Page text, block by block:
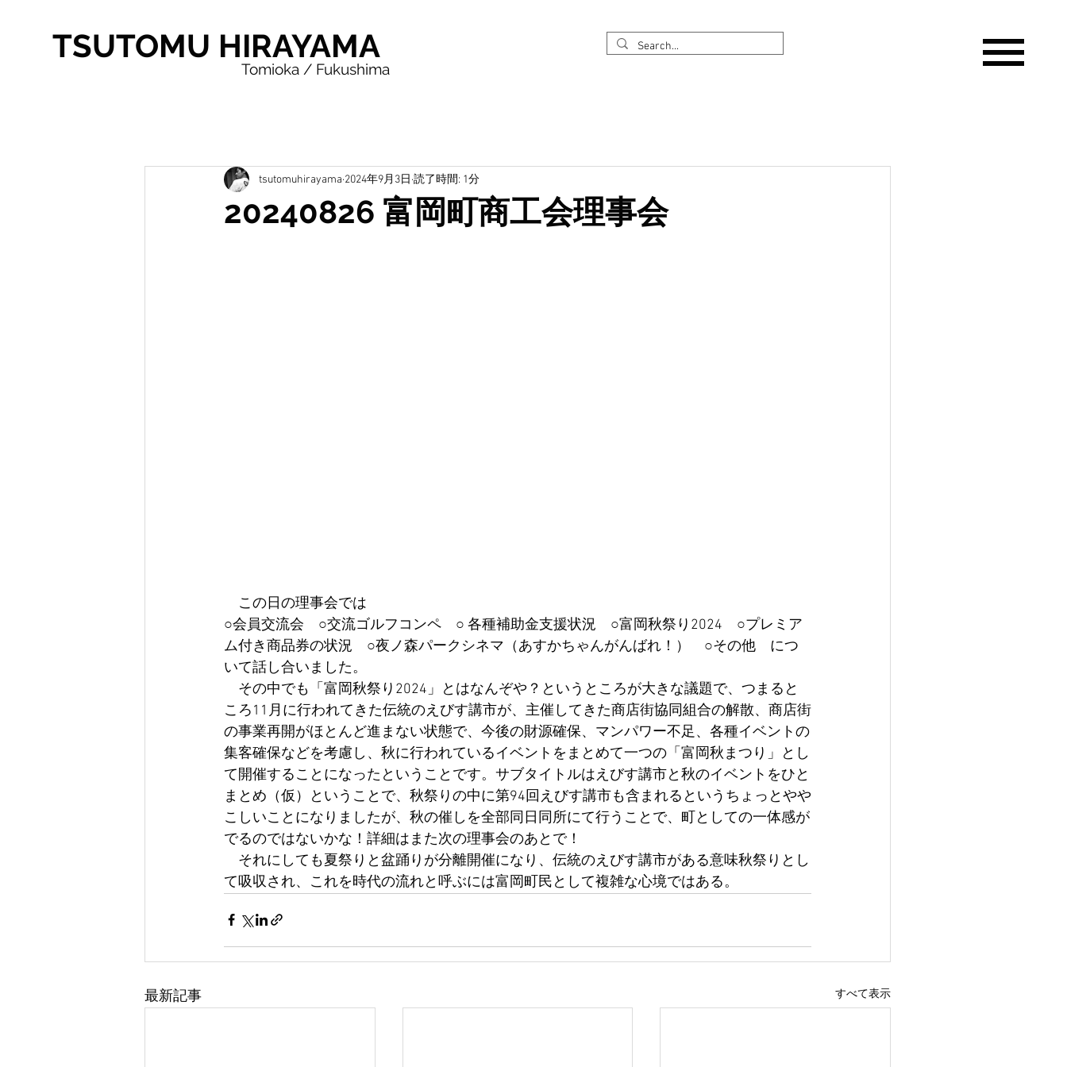
TSUTOMU HIRAYAMA
Tomioka / Fukushima
20240826 富岡町商工会理事会
tsutomuhirayama 2024年9月3日 読了時間: 1分
この日の理事会では
○会員交流会　○交流ゴルフコンペ　○ 各種補助金支援状況　○富岡秋祭り2024　○プレミア
ム付き商品券の状況　○夜ノ森パークシネマ（あすかちゃんがんばれ！）　○その他　につ
いて話し合いました。
その中でも「富岡秋祭り2024」とはなんぞや？というところが大きな議題で、つまると
ころ11月に行われてきた伝統のえびす講市が、主催してきた商店街協同組合の解散、商店街
の事業再開がほとんど進まない状態で、今後の財源確保、マンパワー不足、各種イベントの
集客確保などを考慮し、秋に行われているイベントをまとめて一つの「富岡秋まつり」とし
て開催することになったということです。サブタイトルはえびす講市と秋のイベントをひと
まとめ（仮）ということで、秋祭りの中に第94回えびす講市も含まれるというちょっとやや
こしいことになりましたが、秋の催しを全部同日同所にて行うことで、町としての一体感が
でるのではないかな！詳細はまた次の理事会のあとで！
それにしても夏祭りと盆踊りが分離開催になり、伝統のえびす講市がある意味秋祭りとし
て吸収され、これを時代の流れと呼ぶには富岡町民として複雑な心境ではある。
最新記事 すべて表示